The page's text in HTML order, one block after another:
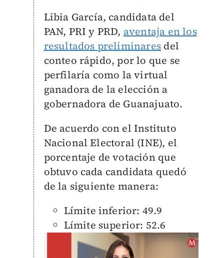
Libia García, candidata del
PAN, PRI y PRD, aventaja en los
resultados preliminares del
conteo rápido, por lo que se
perfilaría como la virtual
ganadora de la elección a
gobernadora de Guanajuato.
De acuerdo con el Instituto
Nacional Electoral (INE), el
porcentaje de votación que
obtuvo cada candidata quedó
de la siguiente manera:
Límite inferior: 49.9
Límite superior: 52.6